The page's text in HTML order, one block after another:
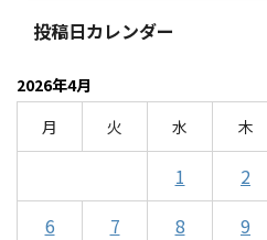
投稿日カレンダー
2026年4月
月
火 水 木
1 2
6
7 8 9